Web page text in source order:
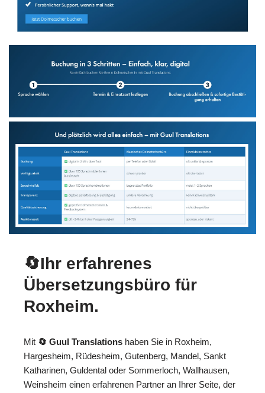
🔄Ihr erfahrenes
Übersetzungsbüro für
Roxheim.
Mit 🔄 Guul Translations haben Sie in Roxheim,
Hargesheim, Rüdesheim, Gutenberg, Mandel, Sankt
Katharinen, Guldental oder Sommerloch, Wallhausen,
Weinsheim einen erfahrenen Partner an Ihrer Seite, der